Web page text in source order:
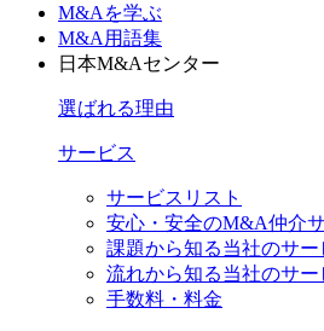
M&Aを学ぶ
M&A用語集
日本M&Aセンター
選ばれる理由
サービス
サービスリスト
安心・安全のM&A仲介
課題から知る当社のサー
流れから知る当社のサー
手数料・料金